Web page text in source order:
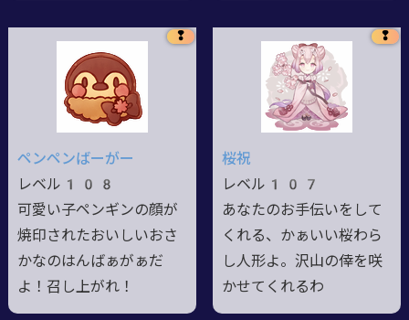
❢
ペンペンばーがー
レベル108
可愛い子ペンギンの顔が
焼印されたおいしいおさ
かなのはんばぁがぁだ
よ！召し上がれ！
❢
桜祝
レベル107
あなたのお手伝いをして
くれる、かぁいい桜わら
し人形よ。沢山の倖を咲
かせてくれるわ